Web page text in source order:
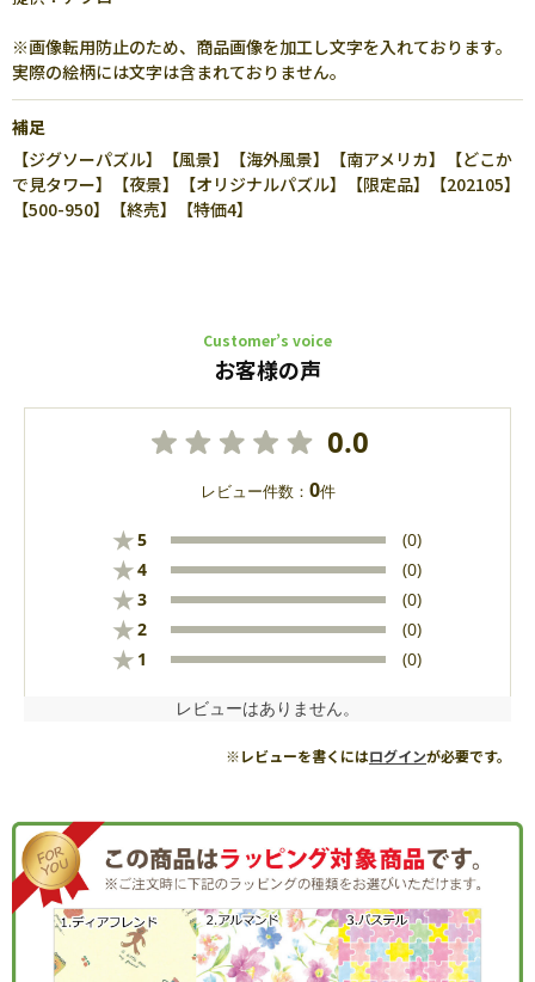
※画像転用防止のため、商品画像を加工し文字を入れております。
実際の絵柄には文字は含まれておりません。
補足
【ジグソーパズル】【風景】【海外風景】【南アメリカ】【どこか
で見タワー】【夜景】【オリジナルパズル】【限定品】【202105】
【500-950】【終売】【特価4】
Customer’s voice
お客様の声
0.0
レビュー件数： 0件
★5 (0)
★4 (0)
★3 (0)
★2 (0)
★ 1 (0)
レビューはありません。
※レビューを書くにはログインが必要です。